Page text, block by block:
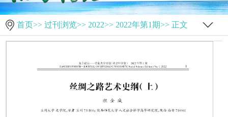
首页>> 过刊浏览>> 2022>> 2022年第1期>> 正文